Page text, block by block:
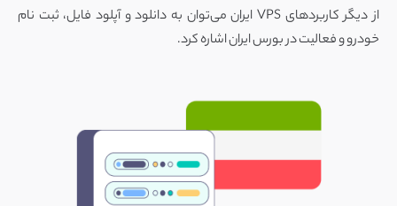
از دیگر کاربردهای VPS ایران می‌توان به دانلود و آپلود فایل، ثبت نام
خودرو و فعالیت در بورس ایران اشاره کرد.